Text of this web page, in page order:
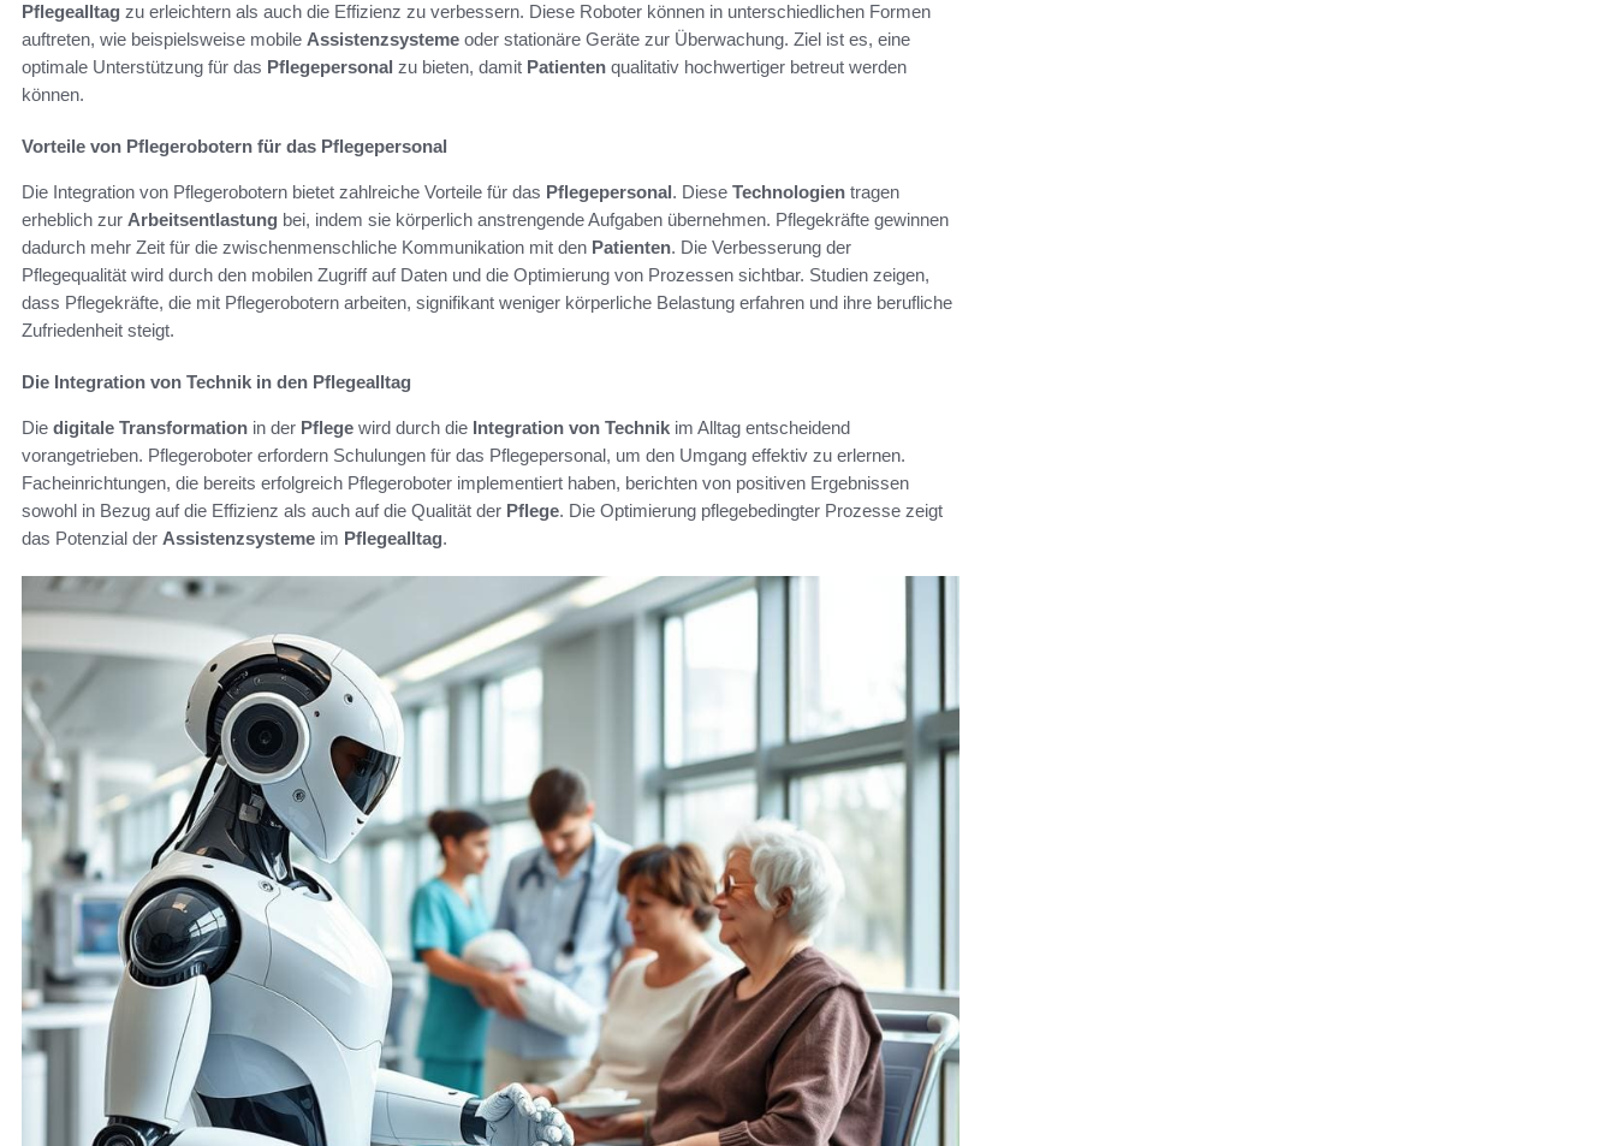
Pflegealltag zu erleichtern als auch die Effizienz zu verbessern. Diese Roboter können in unterschiedlichen Formen
auftreten, wie beispielsweise mobile Assistenzsysteme oder stationäre Geräte zur Überwachung. Ziel ist es, eine
optimale Unterstützung für das Pflegepersonal zu bieten, damit Patienten qualitativ hochwertiger betreut werden
können.
Vorteile von Pflegerobotern für das Pflegepersonal
Die Integration von Pflegerobotern bietet zahlreiche Vorteile für das Pflegepersonal. Diese Technologien tragen
erheblich zur Arbeitsentlastung bei, indem sie körperlich anstrengende Aufgaben übernehmen. Pflegekräfte gewinnen
dadurch mehr Zeit für die zwischenmenschliche Kommunikation mit den Patienten. Die Verbesserung der
Pflegequalität wird durch den mobilen Zugriff auf Daten und die Optimierung von Prozessen sichtbar. Studien zeigen,
dass Pflegekräfte, die mit Pflegerobotern arbeiten, signifikant weniger körperliche Belastung erfahren und ihre berufliche
Zufriedenheit steigt.
Die Integration von Technik in den Pflegealltag
Die digitale Transformation in der Pflege wird durch die Integration von Technik im Alltag entscheidend
vorangetrieben. Pflegeroboter erfordern Schulungen für das Pflegepersonal, um den Umgang effektiv zu erlernen.
Facheinrichtungen, die bereits erfolgreich Pflegeroboter implementiert haben, berichten von positiven Ergebnissen
sowohl in Bezug auf die Effizienz als auch auf die Qualität der Pflege. Die Optimierung pflegebedingter Prozesse zeigt
das Potenzial der Assistenzsysteme im Pflegealltag.